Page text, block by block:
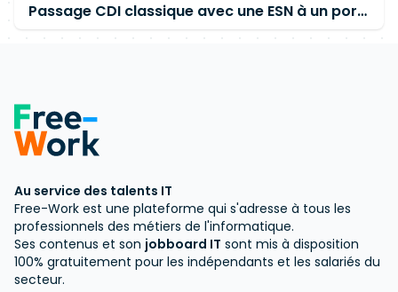
Passage CDI classique avec une ESN à un portage salarial en gardant le même client
Au service des talents IT
Free-Work est une plateforme qui s'adresse à tous les
professionnels des métiers de l'informatique.
Ses contenus et son jobboard IT sont mis à disposition
100% gratuitement pour les indépendants et les salariés du
secteur.